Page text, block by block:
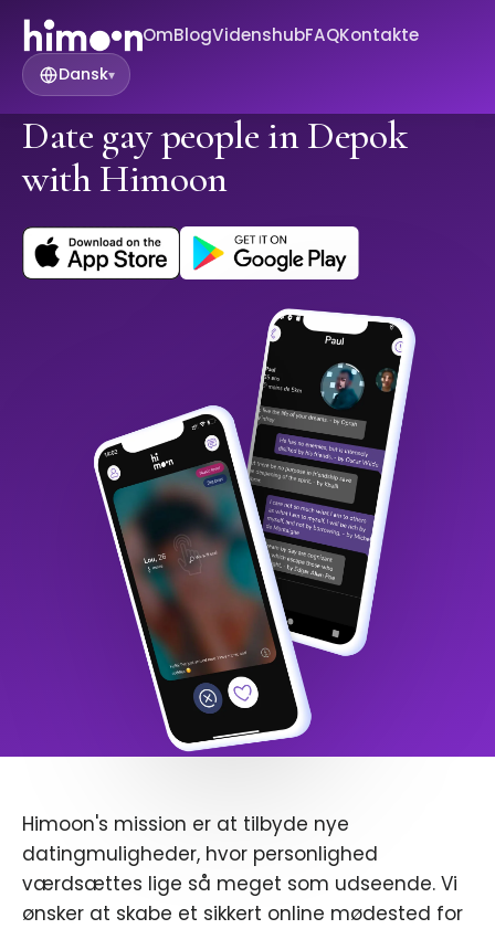
OmBlogVidenshubFAQKontakte
Dansk▾
Date gay people in Depok
with Himoon
Himoon's mission er at tilbyde nye
datingmuligheder, hvor personlighed
værdsættes lige så meget som udseende. Vi
ønsker at skabe et sikkert online mødested for